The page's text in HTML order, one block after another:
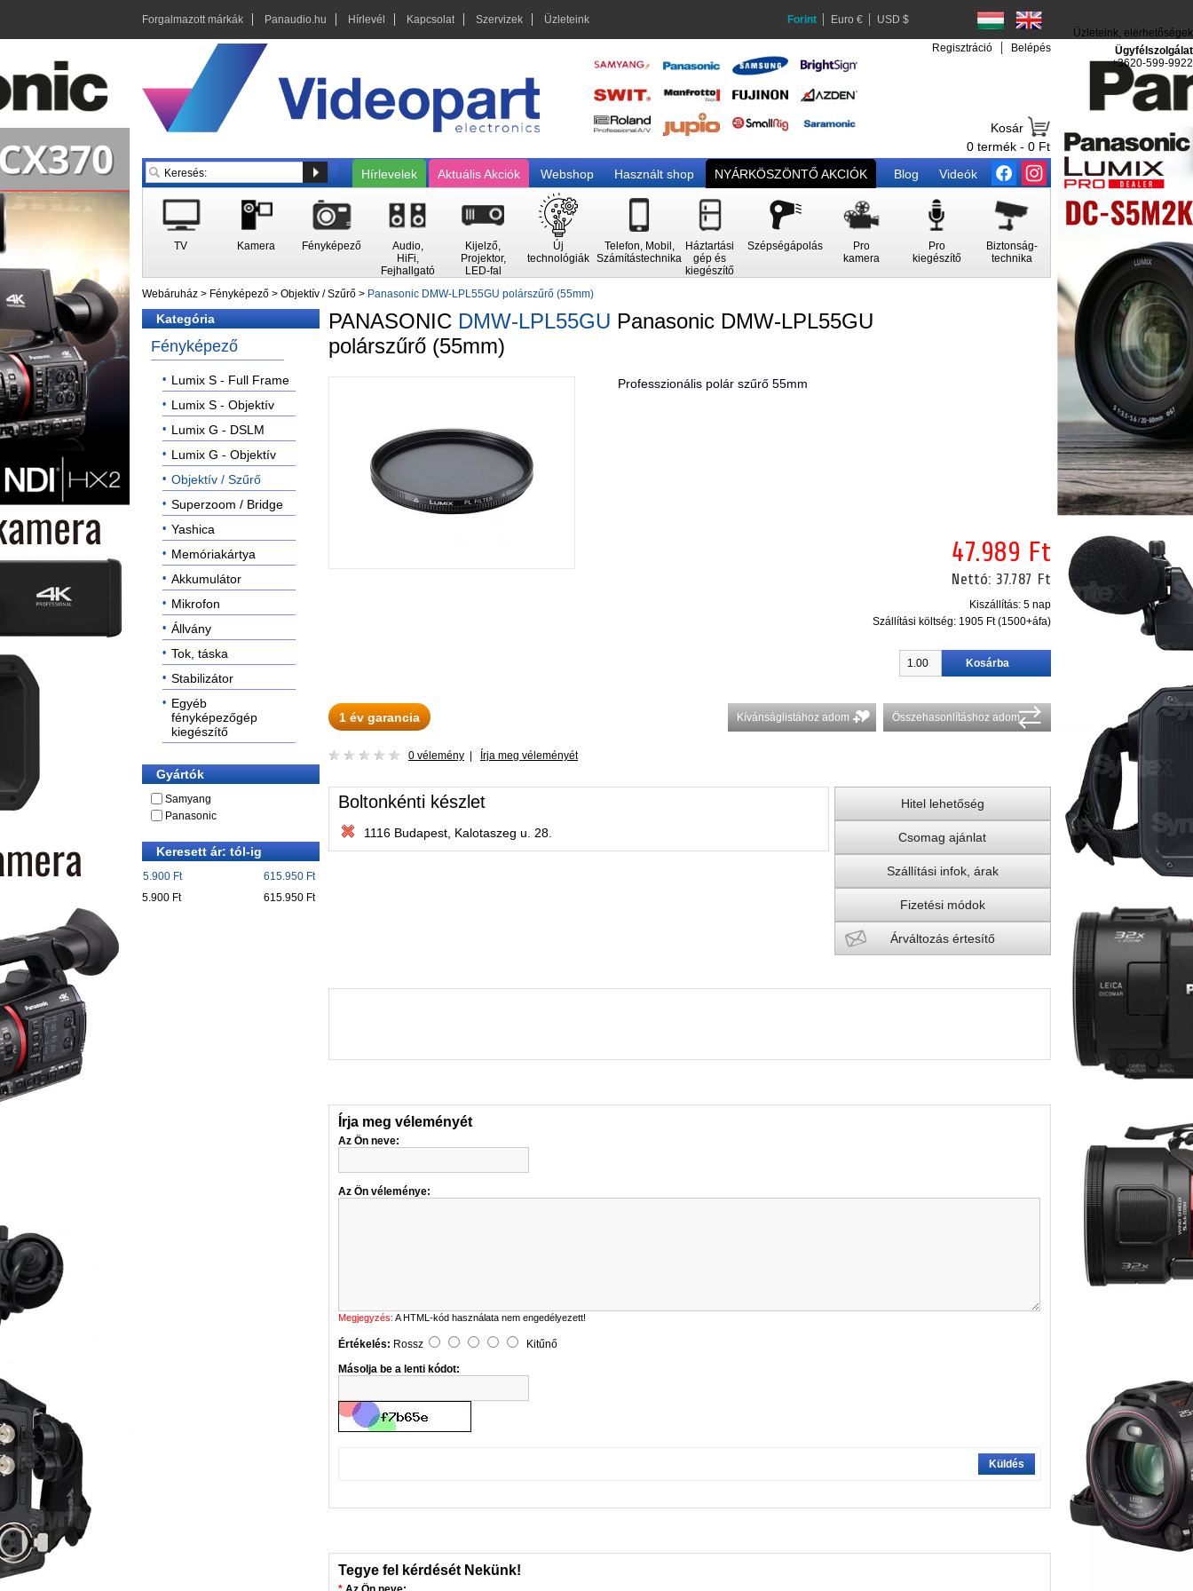
Forgalmazott márkák Panaudio.hu Hírlevél Kapcsolat Szervizek Üzleteink Forint Euro € USD $
Regisztráció Belépés
Kosár
0 termék - 0 Ft
Hírlevelek
Aktuális Akciók Webshop Használt shop NYÁRKÖSZÖNTŐ AKCIÓK Blog Videók
TV Kamera Fényképező
Audio,
HiFi,
Fejhallgató
Kijelző,
Projektor,
LED-fal
Új
technológiák
Telefon, Mobil,
Számítástechnika
Háztartási
gép és
kiegészítő
Szépségápolás
Pro
kamera
Pro
kiegészítő
Biztonság-
technika
Üzleteink, elérhetőségek
Ügyfélszolgálat
+3620-599-9922
Webáruház > Fényképező > Objektív / Szűrő > Panasonic DMW-LPL55GU polárszűrő (55mm)
Kategória
Fényképező
Lumix S - Full Frame
Lumix S - Objektív
Lumix G - DSLM
Lumix G - Objektív
Objektív / Szűrő
Superzoom / Bridge
Yashica
Memóriakártya
Akkumulátor
Mikrofon
Állvány
Tok, táska
Stabilizátor
Egyéb
fényképezőgép
kiegészítő
Gyártók
Samyang
Panasonic
Keresett ár: tól-ig
5.900 Ft
615.950 Ft
5.900 Ft
615.950 Ft
PANASONIC DMW-LPL55GU Panasonic DMW-LPL55GU
polárszűrő (55mm)
Professzionális polár szűrő 55mm
47.989 Ft
Nettó: 37.787 Ft
Kiszállítás: 5 nap
Szállítási költség:1905 Ft (1500+áfa)
1 év garancia Kívánságlistához adom Összehasonlításhoz adom
0 vélemény Írja meg véleményét
Boltonkénti készlet
1116 Budapest, Kalotaszeg u. 28.
Hitel lehetőség
Csomag ajánlat
Szállítási infok, árak
Fizetési módok
Árváltozás értesítő
Írja meg véleményét
Az Ön neve:
Az Ön véleménye:
Megjegyzés: A HTML-kód használata nem engedélyezett!
Értékelés: Rossz
Kitűnő
Másolja be a lenti kódot:
Küldés
Tegye fel kérdését Nekünk!